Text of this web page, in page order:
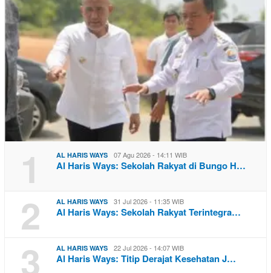
1 AL HARIS WAYS 07 Agu 2026 - 14:11 WIB
Al Haris Ways: Sekolah Rakyat di Bungo H…
2 AL HARIS WAYS 31 Jul 2026 - 11:35 WIB
Al Haris Ways: Sekolah Rakyat Terintegra…
3 AL HARIS WAYS 22 Jul 2026 - 14:07 WIB
Al Haris Ways: Titip Derajat Kesehatan J…